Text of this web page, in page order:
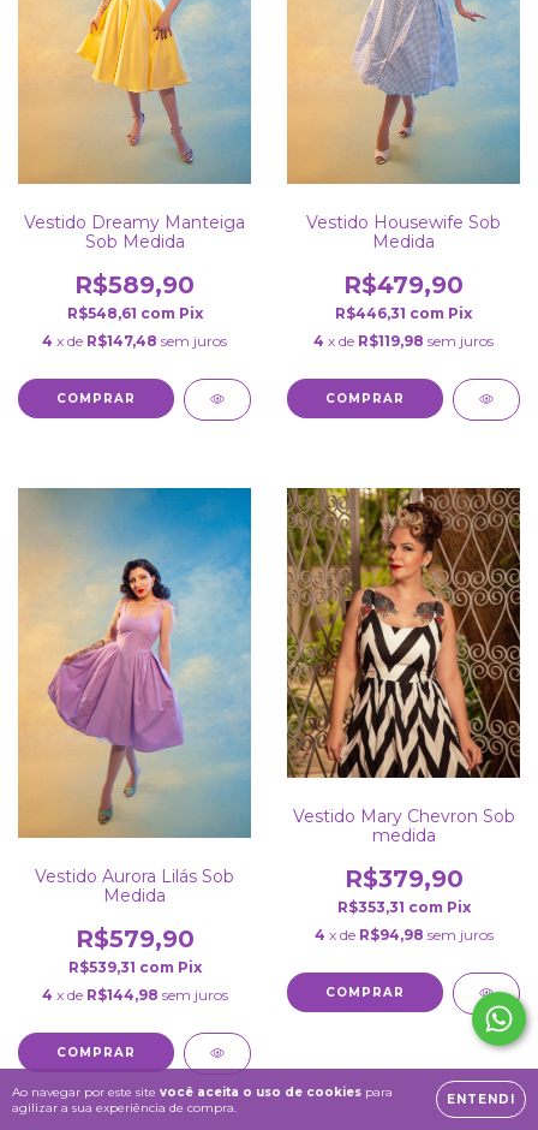
Ao navegar por este site você aceita o uso de cookies para
agilizar a sua experiência de compra.
ENTENDI
Vestido Dreamy Manteiga
Sob Medida
R$589,90
R$548,61 com Pix
4 x de R$147,48 sem juros
COMPRAR
Vestido Housewife Sob
Medida
R$479,90
R$446,31 com Pix
4 x de R$119,98 sem juros
COMPRAR
Vestido Aurora Lilás Sob
Medida
R$579,90
R$539,31 com Pix
4 x de R$144,98 sem juros
COMPRAR
Vestido Mary Chevron Sob
medida
R$379,90
R$353,31 com Pix
4 x de R$94,98 sem juros
COMPRAR